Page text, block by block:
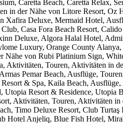
Caretta Beach, Caretta Relax,
in der Nähe von Litore Resort,
Xafira Deluxe, Mermaid Hotel,
Casa Fora Beach Resort,
Deluxe, Algora Halal Hotel,
Luxury, Orange County
von Rubi Platinium Sign,
Aktivitäten, Touren, Aktivitäten in
Pemar Beach, Ausflüge,
& Spa, Kaila Beach,
Resort & Residence,
Aktivitäten, Touren, Aktivitäten
Timo Deluxe Resort, Club
Hotel Anjeliq, Blue Fish Hotel,